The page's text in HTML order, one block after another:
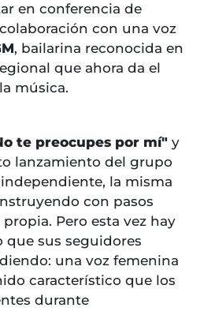
en conferencia de
con una voz
, bailarina reconocida en
que ahora da el
música.
te preocupes por mí" y
lanzamiento del grupo
la misma
con pasos
Pero esta vez hay
que sus seguidores
una voz femenina
característico que los
durante